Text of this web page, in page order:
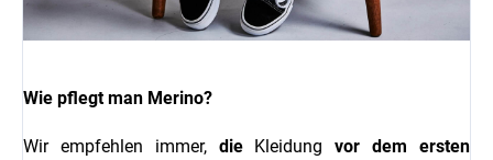
Wie pflegt man Merino?
Wir empfehlen immer, dieKleidungvor dem ersten